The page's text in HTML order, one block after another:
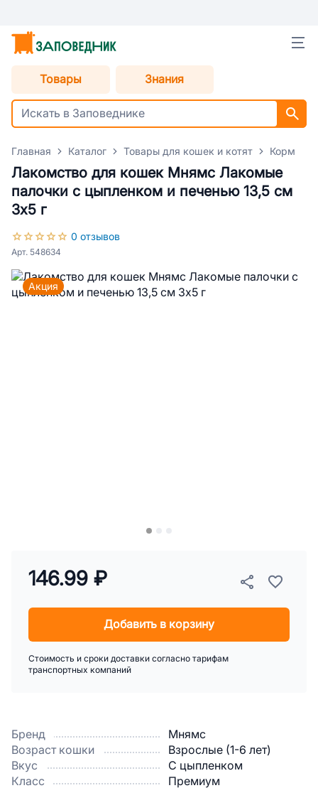
Товары Знания
Главная Каталог Товары для кошек и котят Корм
Лакомство для кошек Мнямс Лакомые
палочки с цыпленком и печенью 13,5 см
3х5 г
0 отзывов
Арт. 548634
Акция
Бренд
Мнямс
Возраст кошки
Взрослые (1-6 лет)
Вкус
С цыпленком
Класс
Премиум
146.99 ₽
Добавить в корзину
Стоимость и сроки доставки согласно тарифам
транспортных компаний